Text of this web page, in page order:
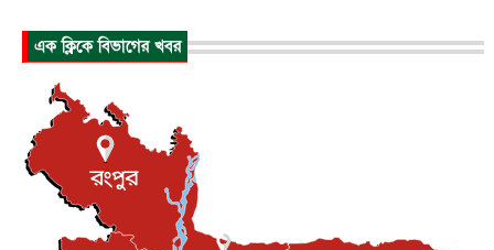
বিরোধ কাটিয়ে কূটনৈতিক সম্পর্ক পুনঃস্থাপন করছে মেক্সিকো ও
এবার ওটিটিতে মুক্তি পেল ‘মালিক’
বিনোদন
রিয়ালকে ‘না’ বলা রদ্রির জন্য বার্সার কাছে কত চাইল ম্যানসিটি
খেলাধুলা
এক ক্লিকে বিভাগের খবর